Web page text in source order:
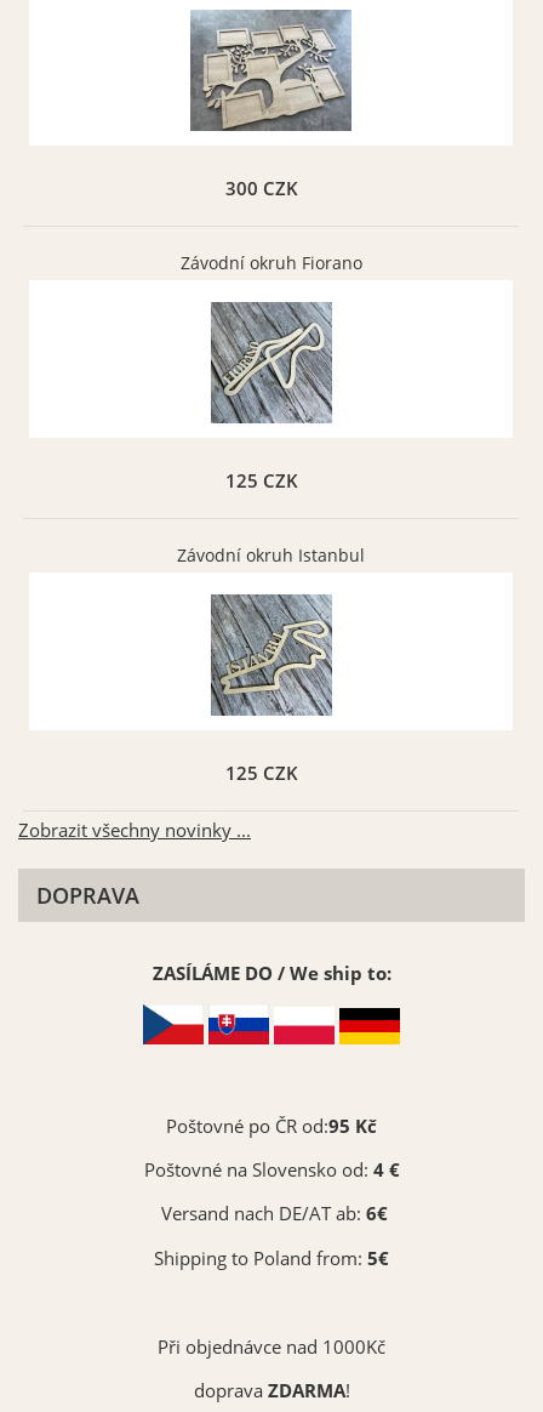
300 CZK
Závodní okruh Fiorano
125 CZK
Závodní okruh Istanbul
125 CZK
Zobrazit všechny novinky ...
DOPRAVA
ZASÍLÁME DO / We ship to:
Poštovné po ČR od:95 Kč
Poštovné na Slovensko od: 4 €
Versand nach DE/AT ab: 6€
Shipping to Poland from: 5€
Při objednávce nad 1000Kč
dopravaZDARMA!